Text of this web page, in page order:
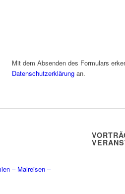
Mit dem Absenden des Formulars
Datenschutzerklärung an.
– Malreisen –